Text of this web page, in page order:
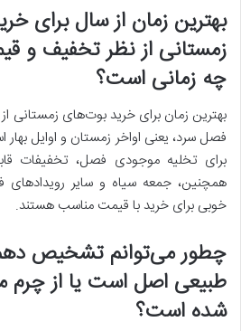
بهترین زمان از سال برای
زمستانی از نظر تخفیف و
چه زمانی است؟
بهترین زمان برای خرید بوت‌های زمستانی
فصل سرد، یعنی اواخر زمستان و اوایل
برای تخلیه موجودی فصل، تخفیفات
همچنین، جمعه سیاه و سایر
خوبی برای خرید با قیمت مناسب هستند.
چطور می‌توانم تشخیص
طبیعی اصل است یا از چرم
شده است؟